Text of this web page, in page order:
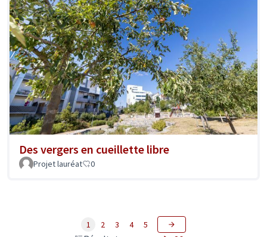
Des vergers en cueillette libre
Projet lauréat 0
1 2 3 4 5